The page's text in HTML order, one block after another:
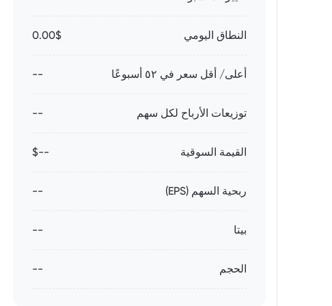
النطاق اليومي 0.00$
أعلى/ أقل سعر في ٥٢ أسبوعًا --
توزيعات الأرباح لكل سهم --
القيمة السوقية --$
ربحية السهم (EPS) --
بيتا --
الحجم --